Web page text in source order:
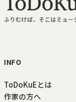
INFO
ToDoKuEとは
作家の方へ